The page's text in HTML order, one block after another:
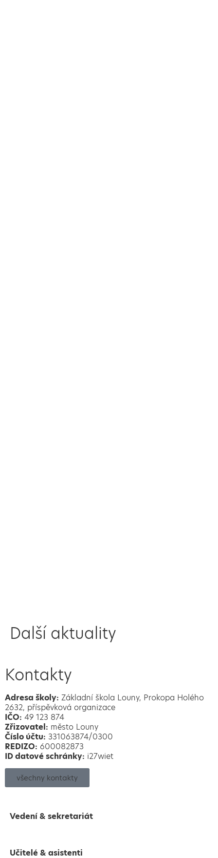
Další aktuality
Kontakty
Adresa školy: Základní škola Louny, Prokopa Holého
2632, příspěvková organizace
IČO: 49 123 874
Zřizovatel: město Louny
Číslo účtu: 331063874/0300
REDIZO: 600082873
ID datové schránky: i27wiet
všechny kontakty
Vedení & sekretariát
Učitelé & asistenti